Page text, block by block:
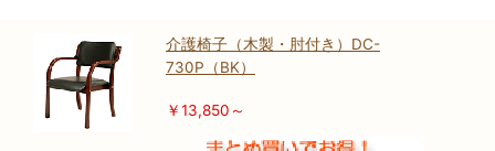
介護椅子（木製・肘付き）DC-
730P（BK）
￥13,850～